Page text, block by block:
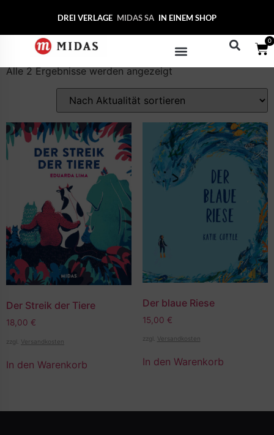
DREI VERLAGE MIDASIN EINEM SHOP
0
Umweltschutz
Alle 2 Ergebnisse werden angezeigt
Der Streik der Tiere
18,00 €
zzgl. Versandkosten
In den Warenkorb
Der blaue Riese
15,00 €
zzgl. Versandkosten
In den Warenkorb